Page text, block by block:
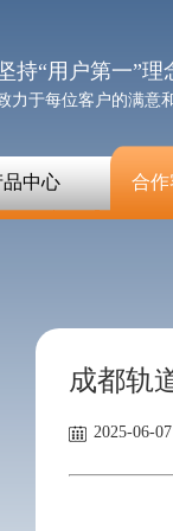
持“用户第一”理
力于每位客户的满意
品中心 合作
成都轨
2025-06-